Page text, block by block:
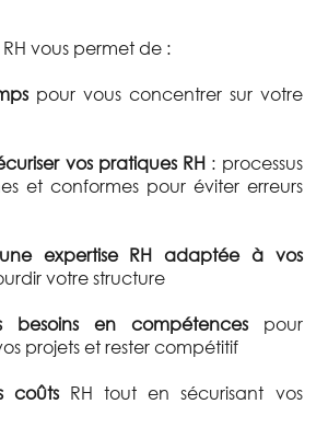
vous permet de :
pour vous concentrer sur votre
vos pratiques RH : processus
et conformes pour éviter erreurs
expertise RH adaptée à vos
votre structure
besoins en compétencespour
projets et rester compétitif
coûtsRH tout en sécurisant vos